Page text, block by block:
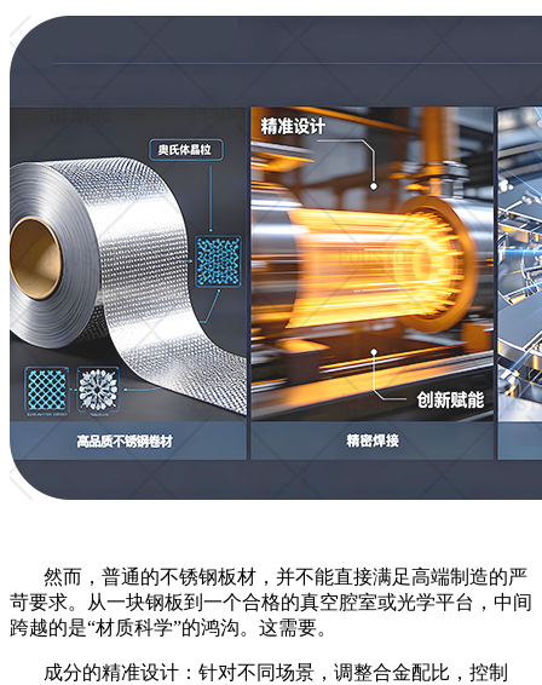
然而，普通的不锈钢板材，并不能直接满足高端制造的严
苛要求。从一块钢板到一个合格的真空腔室或光学平台，中间
跨越的是“材质科学”的鸿沟。这需要。
成分的精准设计：针对不同场景，调整合金配比，控制